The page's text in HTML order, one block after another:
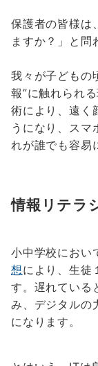
保護者の皆様は
ますか？」と問
我々が子どもの
報”に触れられ
術により、遠く
うになり、スマ
れが誰でも容易
情報リテラ
小中学校におい
想により、生徒
す。遅れている
み、デジタルの
になります。